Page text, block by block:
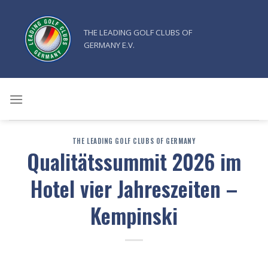
springen
THE LEADING GOLF CLUBS OF
GERMANY E.V.
THE LEADING GOLF CLUBS OF GERMANY
Qualitätssummit 2026 im
Hotel vier Jahreszeiten –
Kempinski